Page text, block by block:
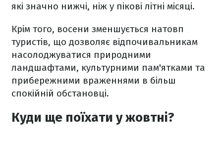
які значно нижчі, ніж у пікові літні місяці.
Крім того, восени зменшується натовп
туристів, що дозволяє відпочивальникам
насолоджуватися природними
ландшафтами, культурними пам'ятками та
прибережними враженнями в більш
спокійній обстановці.
Куди ще поїхати у жовтні?